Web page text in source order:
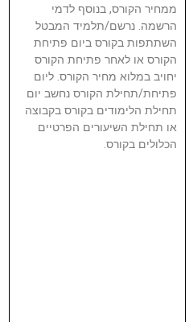
ממחיר הקורס, בנוסף לדמי
הרשמה. נרשם/תלמיד המבטל
השתתפות בקורס ביום פתיחת
הקורס או לאחר פתיחת הקורס
יחויב במלוא מחיר הקורס. ליום
פתיחת/תחילת הקורס נחשב יום
תחילת הלימודים בקורס בקבוצה
או תחילת השיעורים הפרטיים
הכלולים בקורס.